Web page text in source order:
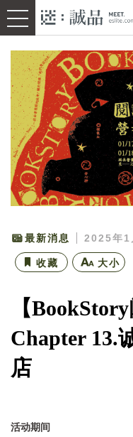
最新消息 2025年1
收藏 大小
【
Chapter 13.
店
活动期间